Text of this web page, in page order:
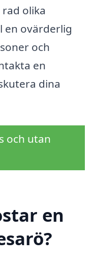
olika
en ovärderlig
och
en
dina
och utan
en